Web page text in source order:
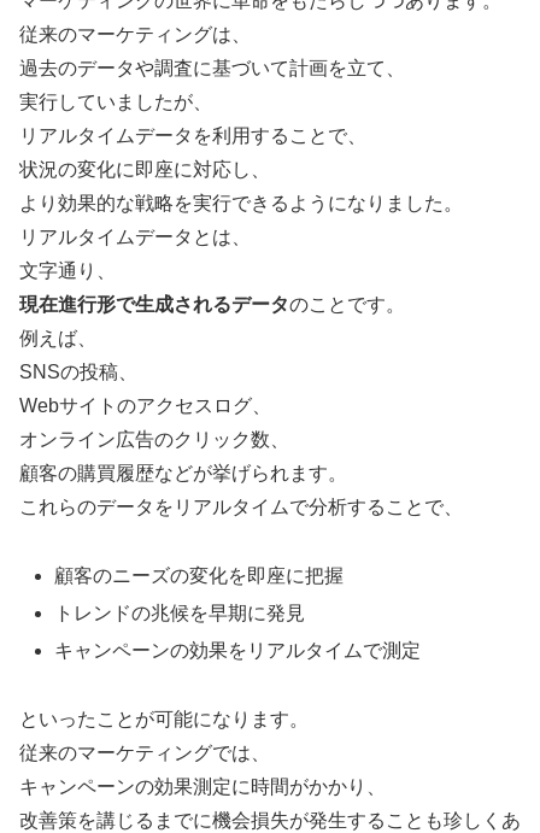
従来のマーケティングは、
過去のデータや調査に基づいて計画を立て、
実行していましたが、
リアルタイムデータを利用することで、
状況の変化に即座に対応し、
より効果的な戦略を実行できるようになりました。
リアルタイムデータとは、
文字通り、
現在進行形で生成されるデータのことです。
例えば、
SNSの投稿、
Webサイトのアクセスログ、
オンライン広告のクリック数、
顧客の購買履歴などが挙げられます。
これらのデータをリアルタイムで分析することで、
顧客のニーズの変化を即座に把握
トレンドの兆候を早期に発見
キャンペーンの効果をリアルタイムで測定
といったことが可能になります。
従来のマーケティングでは、
キャンペーンの効果測定に時間がかかり、
改善策を講じるまでに機会損失が発生することも珍しくあ